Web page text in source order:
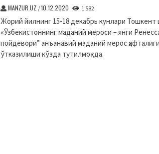
MANZUR.UZ /10.12.2020 1 582
Жорий йилнинг 15-18 декабрь кунлари Тошкент
«Ўзбекистоннинг маданий мероси – янги
пойдевори” анъанавий маданий мерос ҳафталиги
ўтказилиши кўзда тутилмоқда.